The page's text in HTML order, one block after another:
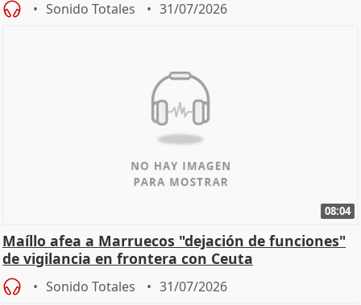
Sonido Totales 31/07/2026
08:04
Maíllo afea a Marruecos "dejación de funciones"
de vigilancia en frontera con Ceuta
Sonido Totales 31/07/2026